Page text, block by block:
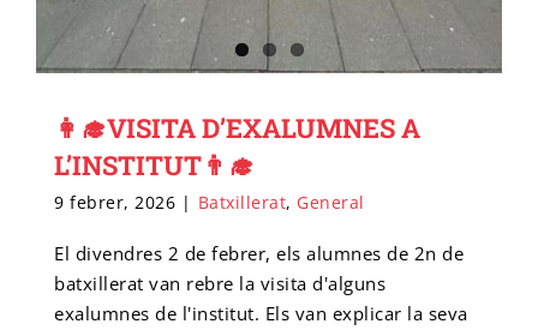
👩‍🎓VISITA D’EXALUMNES A
L’INSTITUT👨‍🎓
9 febrer, 2026 | Batxillerat, General
El divendres 2 de febrer, els alumnes de 2n de
batxillerat van rebre la visita d'alguns
exalumnes de l'institut. Els van explicar la seva